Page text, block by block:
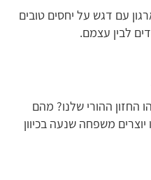
עם דגש על יחסים טובים
לבין עצמם.
החזון ההורי שלנו? מהם
משפחה שנעה בכיוון